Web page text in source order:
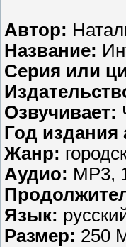
Автор:
Название:
Серия или
Озвучивает:
Год издания
Жанр:
Аудио: MP3,
Язык:
Размер: 250